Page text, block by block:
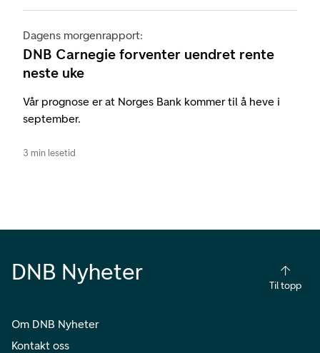
Dagens morgenrapport:
DNB Carnegie forventer uendret rente
neste uke
Vår prognose er at Norges Bank kommer til å heve i
september.
3 min lesetid
DNB Nyheter
Til topp
Om DNB Nyheter
Kontakt oss